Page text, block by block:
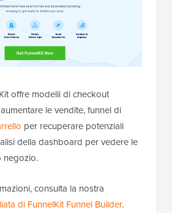
offre modelli di checkout
le vendite, funnel di
per recuperare potenziali
della dashboard per vedere le
negozio.
consulta la nostra
di FunnelKit Funnel Builder.